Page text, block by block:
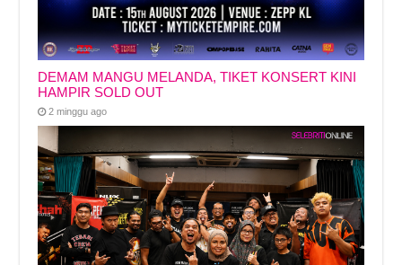
DEMAM MANGU MELANDA, TIKET KONSERT KINI
HAMPIR SOLD OUT
2 minggu ago